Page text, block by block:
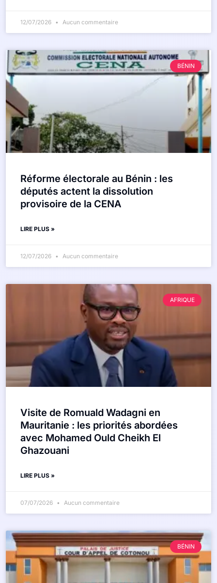
12/07/2026 Aucun commentaire
BÉNIN
Réforme électorale au Bénin : les
députés actent la dissolution
provisoire de la CENA
LIRE PLUS »
12/07/2026 Aucun commentaire
AFRIQUE
Visite de Romuald Wadagni en
Mauritanie : les priorités abordées
avec Mohamed Ould Cheikh El
Ghazouani
LIRE PLUS »
07/07/2026 Aucun commentaire
BÉNIN